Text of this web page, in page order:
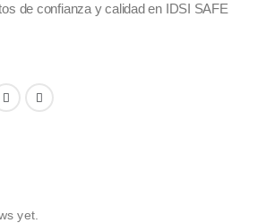
de confianza y calidad en IDSI SAFE
yet.